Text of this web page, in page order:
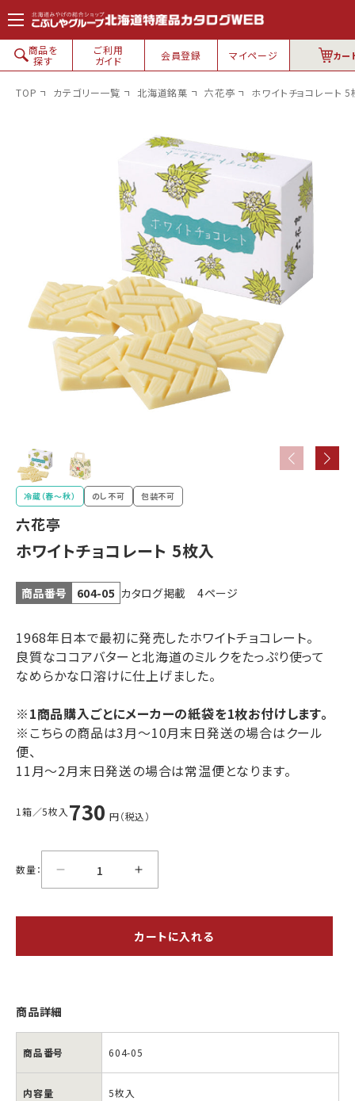
コンテン
ツに進
む
商品を
探す
ご利用
ガイド
会員登録 マイページ カー
六花亭 ロイズ
花畑牧場 カルビー 柳月・三方六
ほがじゃ
ホリ
北海道限定
北海道特産品
農産品他
海産物
昆布
海産物
珍味
肉製品
ビニール袋
TOP カテゴリー一覧 北海道銘菓 六花亭 ホワイトチョコレート
冷蔵（春〜秋） のし不可 包装不可
六花亭
ホワイトチョコレート 5枚入
商品番号 604-05 カタログ掲載 4ページ
1968年日本で最初に発売したホワイトチョコレート。
良質なココアバターと北海道のミルクをたっぷり使って
なめらかな口溶けに仕上げました。
※1商品購入ごとにメーカーの紙袋を1枚お付けします。
※こちらの商品は3月〜10月末日発送の場合はクール
便、
11月〜2月末日発送の場合は常温便となります。
1箱／5枚入 730 円（税込）
数量：
カートに入れる
商品詳細
商品番号 604-05
内容量 5枚入